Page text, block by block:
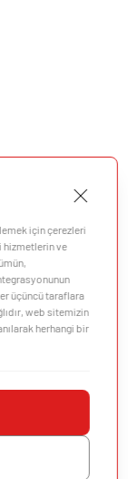
için çerezleri
hizmetlerin ve
üçüncü taraflara
web sitemizin
herhangi bir